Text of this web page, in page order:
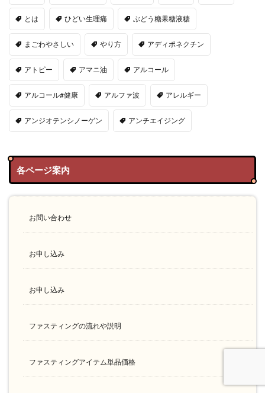
とは ひどい生理痛 ぶどう糖果糖液糖
まごわやさしい やり方 アディポネクチン
アトピー アマニ油 アルコール
アルコール#健康 アルファ波 アレルギー
アンジオテンシノーゲン アンチエイジング
各ページ案内
お問い合わせ
お申し込み
お申し込み
ファスティングの流れや説明
ファスティングアイテム単品価格